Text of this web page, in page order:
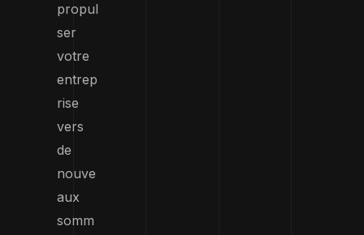
propul
ser
votre
entrep
rise
vers
de
nouve
aux
somm